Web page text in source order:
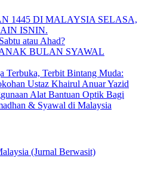
1445 DI MALAYSIA SELASA,
ISNIN.
atau Ahad?
BULAN SYAWAL
Terbuka, Terbit Bintang Muda:
Ustaz Khairul Anuar Yazid
Alat Bantuan Optik Bagi
& Syawal di Malaysia
(Jurnal Berwasit)